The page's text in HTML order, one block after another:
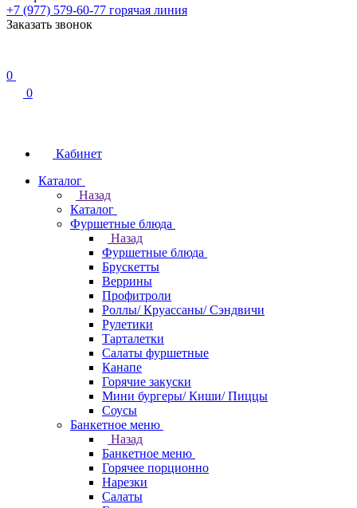
+7 (977) 579-60-77 горячая линия
Заказать звонок
0
0
Кабинет
Каталог
Назад
Каталог
Фуршетные блюда
Назад
Фуршетные блюда
Брускетты
Веррины
Профитроли
Роллы/ Круассаны/ Сэндвичи
Рулетики
Тарталетки
Салаты фуршетные
Канапе
Горячие закуски
Мини бургеры/ Киши/ Пиццы
Соусы
Банкетное меню
Назад
Банкетное меню
Горячее порционно
Нарезки
Салаты